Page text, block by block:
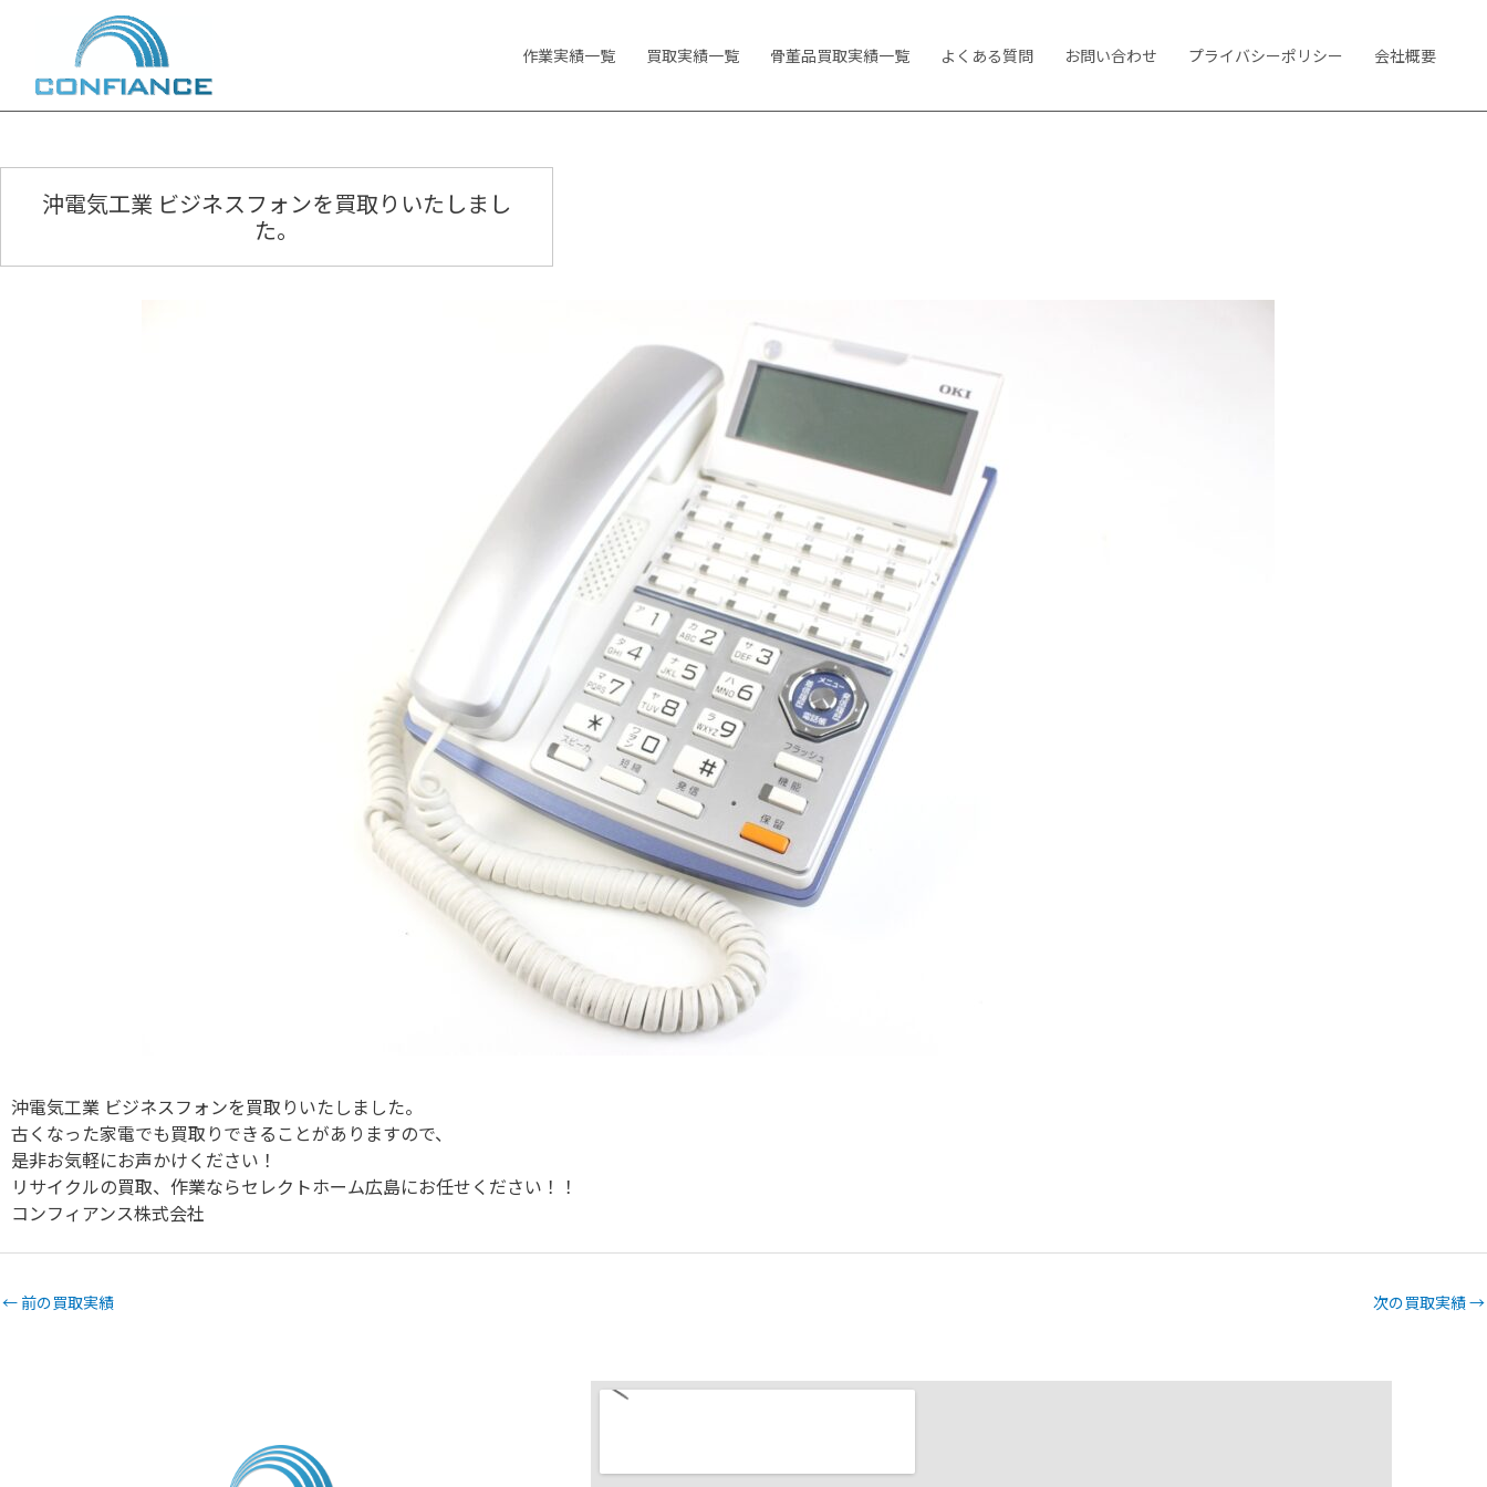
作業実績一覧 買取実績一覧 骨董品買取実績一覧 よくある質問 お問い合わせ プライバシーポリシー 会社概要
沖電気工業 ビジネスフォンを買取りいたしまし
た。
沖電気工業 ビジネスフォンを買取りいたしました。
古くなった家電でも買取りできることがありますので、
是非お気軽にお声かけください！
リサイクルの買取、作業ならセレクトホーム広島にお任せください！！
コンフィアンス株式会社
← 前の買取実績 次の買取実績→